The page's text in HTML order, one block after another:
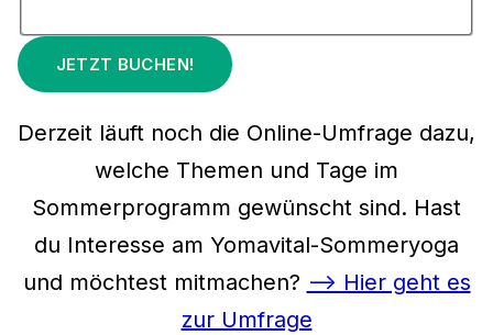
JETZT BUCHEN!
Derzeit läuft noch die Online-Umfrage dazu,
welche Themen und Tage im
Sommerprogramm gewünscht sind. Hast
du Interesse am Yomavital-Sommeryoga
und möchtest mitmachen? –> Hier geht es
zur Umfrage